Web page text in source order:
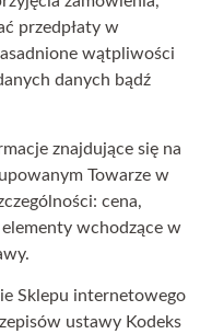
przedpłaty w
wątpliwości
danych bądź
znajdujące się na
Towarze w
cena,
wchodzące w
Sklepu internetowego
ustawy Kodeks